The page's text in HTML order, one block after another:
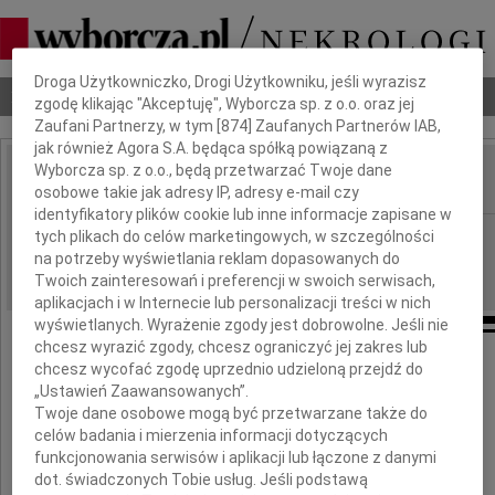
Nekrologi Odeszli Poradnik pogrzebowy
IMIĘ I NAZWISKO:
REGION: Kraków
DATA EMISJI: 24.08.2011
Bożenie Jandale i Rodzinie
wyrazy głębokiego współczucia
Dbamy o Twoją prywatność
Droga Użytkowniczko, Drogi Użytkowniku, jeśli wyrazisz
zgodę klikając "Akceptuję", Wyborcza sp. z o.o. oraz jej
Zaufani Partnerzy, w tym [874 ] Zaufanych Partnerów IAB,
jak również Agora S.A. będąca spółką powiązaną z
Wyborcza sp. z o.o., będą przetwarzać Twoje dane
osobowe takie jak adresy IP, adresy e-mail czy
identyfikatory plików cookie lub inne informacje zapisane w
tych plikach do celów marketingowych, w szczególności
na potrzeby wyświetlania reklam dopasowanych do
Twoich zainteresowań i preferencji w swoich serwisach,
aplikacjach i w Internecie lub personalizacji treści w nich
wyświetlanych. Wyrażenie zgody jest dobrowolne. Jeśli nie
chcesz wyrazić zgody, chcesz ograniczyć jej zakres lub
chcesz wycofać zgodę uprzednio udzieloną przejdź do
„Ustawień Zaawansowanych”.
Twoje dane osobowe mogą być przetwarzane także do
celów badania i mierzenia informacji dotyczących
funkcjonowania serwisów i aplikacji lub łączone z danymi
dot. świadczonych Tobie usług. Jeśli podstawą